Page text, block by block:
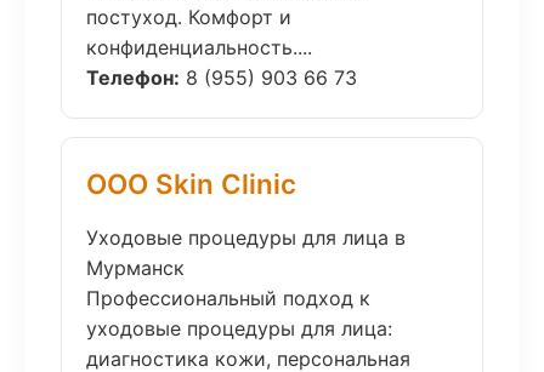
постуход. Комфорт и
конфиденциальность....
Телефон: 8 (955) 903 66 73
ООО Skin Clinic
Уходовые процедуры для лица в
Мурманск
Профессиональный подход к
уходовые процедуры для лица:
диагностика кожи, персональная